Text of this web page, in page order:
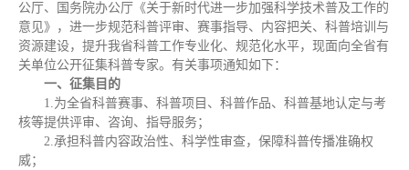
公厅、国务院办公厅《关于新时代进一步加强科学技术普及工作的
意见》，进一步规范科普评审、赛事指导、内容把关、科普培训与
资源建设，提升我省科普工作专业化、规范化水平，现面向全省有
关单位公开征集科普专家。有关事项通知如下：
一、征集目的
1.为全省科普赛事、科普项目、科普作品、科普基地认定与考
核等提供评审、咨询、指导服务；
2.承担科普内容政治性、科学性审查，保障科普传播准确权
威；